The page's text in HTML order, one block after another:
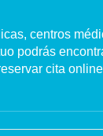
centros
podrás
cita